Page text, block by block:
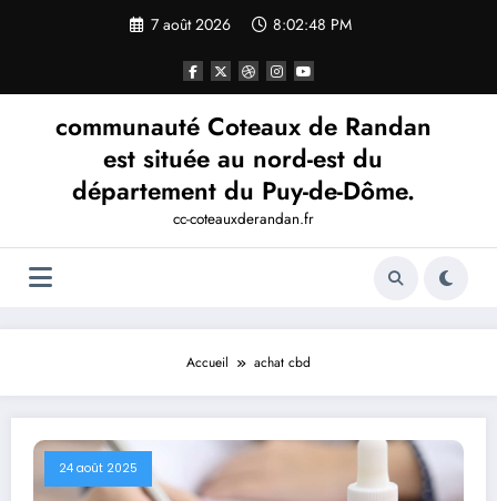
7 août 2026 8:02:49 PM
communauté Coteaux de Randan
est située au nord-est du
département du Puy-de-Dôme.
cc-coteauxderandan.fr
Accueil achat cbd
24 août 2025